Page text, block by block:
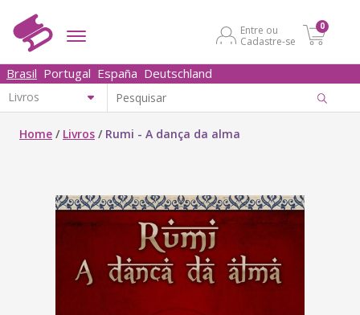
Entre ou
Cadastre-se
0
Brasil Portugal España Deutschland
Home / Livros / Rumi - A dança da alma